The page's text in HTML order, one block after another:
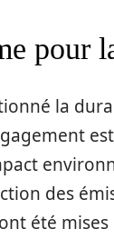
pour
la
des
été